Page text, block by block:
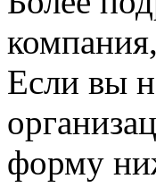
Если вы
форму